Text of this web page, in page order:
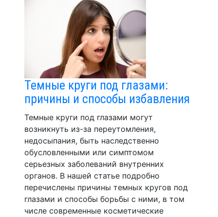
Темные круги под глазами:
причины и способы избавления
Темные круги под глазами могут
возникнуть из-за переутомления,
недосыпания, быть наследственно
обусловленными или симптомом
серьезных заболеваний внутренних
органов. В нашей статье подробно
перечислены причины темных кругов под
глазами и способы борьбы с ними, в том
числе современные косметические